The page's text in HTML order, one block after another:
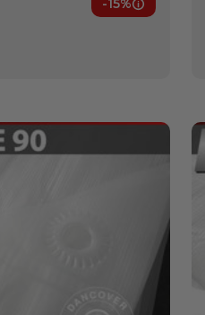
-15%
Jäsenedut